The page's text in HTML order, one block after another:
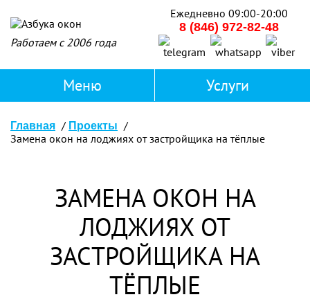
Работаем с 2006 года
Ежедневно 09:00-20:00
8 (846) 972-82-48
Главная Проекты
Замена окон на лоджиях от застройщика на тёплые
ЗАМЕНА ОКОН НА
ЛОДЖИЯХ ОТ
ЗАСТРОЙЩИКА НА
ТЁПЛЫЕ